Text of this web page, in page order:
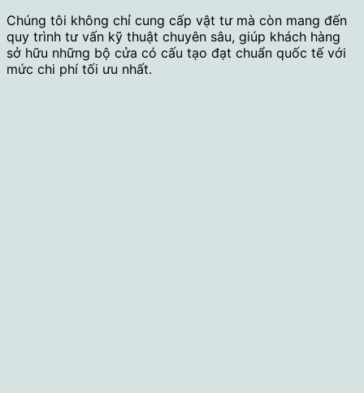
Chúng tôi không chỉ cung cấp vật tư mà còn mang đến
quy trình tư vấn kỹ thuật chuyên sâu, giúp khách hàng
sở hữu những bộ cửa có cấu tạo đạt chuẩn quốc tế với
mức chi phí tối ưu nhất.